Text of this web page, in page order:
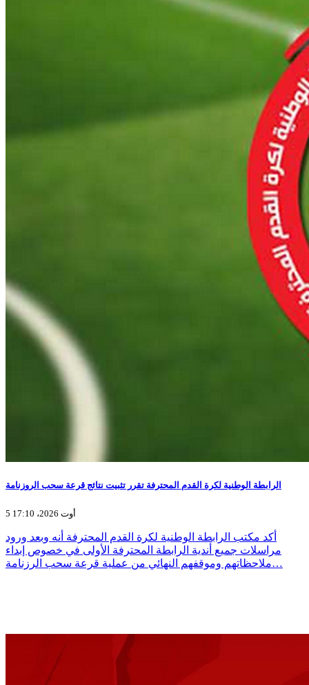
الرابطة الوطنية لكرة القدم المحترفة تقرر تثبيت نتائج قرعة سحب الروزنامة
5 أوت 2026، 17:10
أكد مكتب الرابطة الوطنية لكرة القدم المحترفة أنه وبعد ورود
مراسلات جميع أندية الرابطة المحترفة الأولى في خصوص إبداء
ملاحظاتهم وموقفهم النهائي من عملية قرعة سحب الرزنامة…